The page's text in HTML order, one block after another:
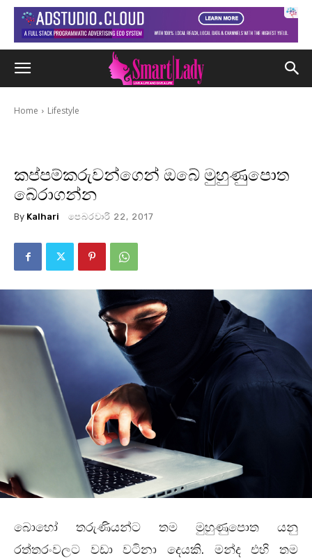
Home Lifestyle
කප්පම්කරුවන්ගෙන් ඔබේ මුහුණුපොත
බේරාගන්න
By Kalhari පෙබරවාරි 22, 2017
බොහෝ තරුණියන්ට තම මුහුණුපොත යනු
රත්තරංවලට වඩා වටිනා දෙයකි. මන්ද එහි තම